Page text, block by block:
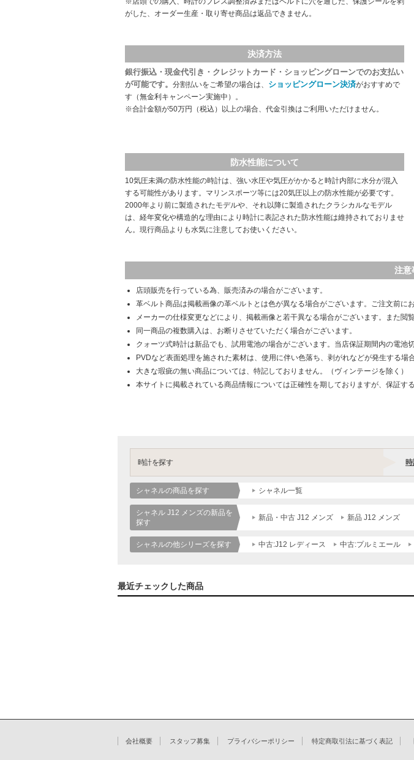
がした、オーダー生産・取り寄せ商品は返品できません。
決済方法
銀行振込・現金代引き・クレジットカード・ショッピングローンでのお支払い
が可能です。 分割払いをご希望の場合は、 ショッピングローン決済がおすすめで
す（無金利キャンペーン実施中）。
※合計金額が50万円（税込）以上の場合、代金引換はご利用いただけません。
防水性能について
10気圧未満の防水性能の時計は、強い水圧や気圧がかかると時計内部に水分が混入
する可能性があります。マリンスポーツ等には20気圧以上の防水性能が必要です。
2000年より前に製造されたモデルや、それ以降に製造されたクラシカルなモデル
は、経年変化や構造的な理由により時計に表記された防水性能は維持されておりませ
ん。現行商品よりも水気に注意してお使いください。
注意
店頭販売を行っている為、販売済みの場合がございます。
革ベルト商品は掲載画像の革ベルトとは色が異なる場合がございます。ご注文前に
メーカーの仕様変更などにより、掲載画像と若干異なる場合がございます。また
同一商品の複数購入は、お断りさせていただく場合がございます。
クォーツ式時計は新品でも、試用電池の場合がございます。当店保証期間内の電池
PVDなど表面処理を施された素材は、使用に伴い色落ち、剥がれなどが発生する
大きな瑕疵の無い商品については、特記しておりません。（ヴィンテージを除く）
本サイトに掲載されている商品情報については正確性を期しておりますが、保証す
時計を探す
シャネルの商品を探す シャネル一覧
シャネル J12 メンズの新品を
探す
新品・中古 J12 メンズ 新品 J12 メンズ
シャネルの他シリーズを探す 中古:J12 レディース 中古:プルミエール
最近チェックした商品
会社概要 スタッフ募集 プライバシーポリシー 特定商取引法に基づく表記